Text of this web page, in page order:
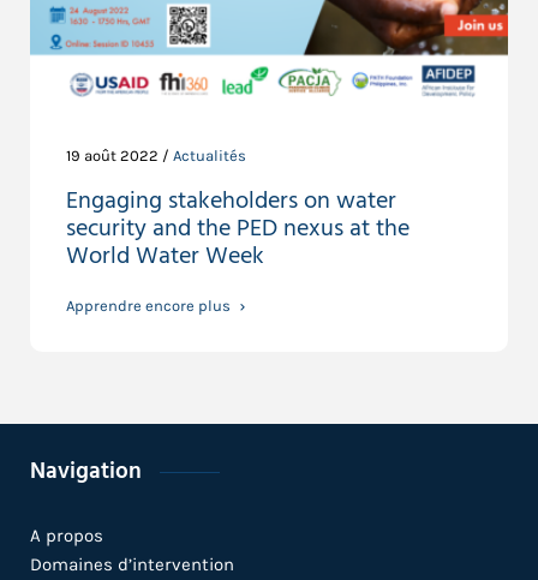
19 août 2022 / Actualités
Engaging stakeholders on water
security and the PED nexus at the
World Water Week
Apprendre encore plus
Navigation
A propos
Domaines d’intervention